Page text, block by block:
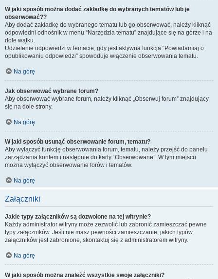
W jaki sposób można dodać zakładkę do wybranych tematów lub je
obserwować??
Aby dodać zakładkę do wybranego tematu lub go obserwować, należy kliknąć
odpowiedni odnośnik w menu “Narzędzia tematu” znajdujące się na górze i na
dole wątku.
Udzielenie odpowiedzi w temacie, gdy jest aktywna funkcja “Powiadamiaj o
opublikowaniu odpowiedzi” spowoduje włączenie obserwowania tematu.
Na górę
Jak obserwować wybrane forum?
Aby obserwować wybrane forum, należy kliknąć „Obserwuj forum” znajdujący
się na dole strony.
Na górę
W jaki sposób usunąć obserwowanie forum, tematu?
Aby wyłączyć funkcję obserwowania forum, tematu, należy przejść do panelu
zarządzania kontem i następnie do karty “Obserwowane”. W tym miejscu
można wyłączyć obserwowanie forów i tematów.
Na górę
Załączniki
Jakie typy załączników są dozwolone na tej witrynie?
Każdy administrator witryny może zezwolić lub zabronić zamieszczać pewne
typy załączników. Jeśli nie masz pewności zamieszczanie, jakich typów
załączników jest zabronione, skontaktuj się z administratorem witryny.
Na górę
W jaki sposób można znaleźć wszystkie swoje załączniki?